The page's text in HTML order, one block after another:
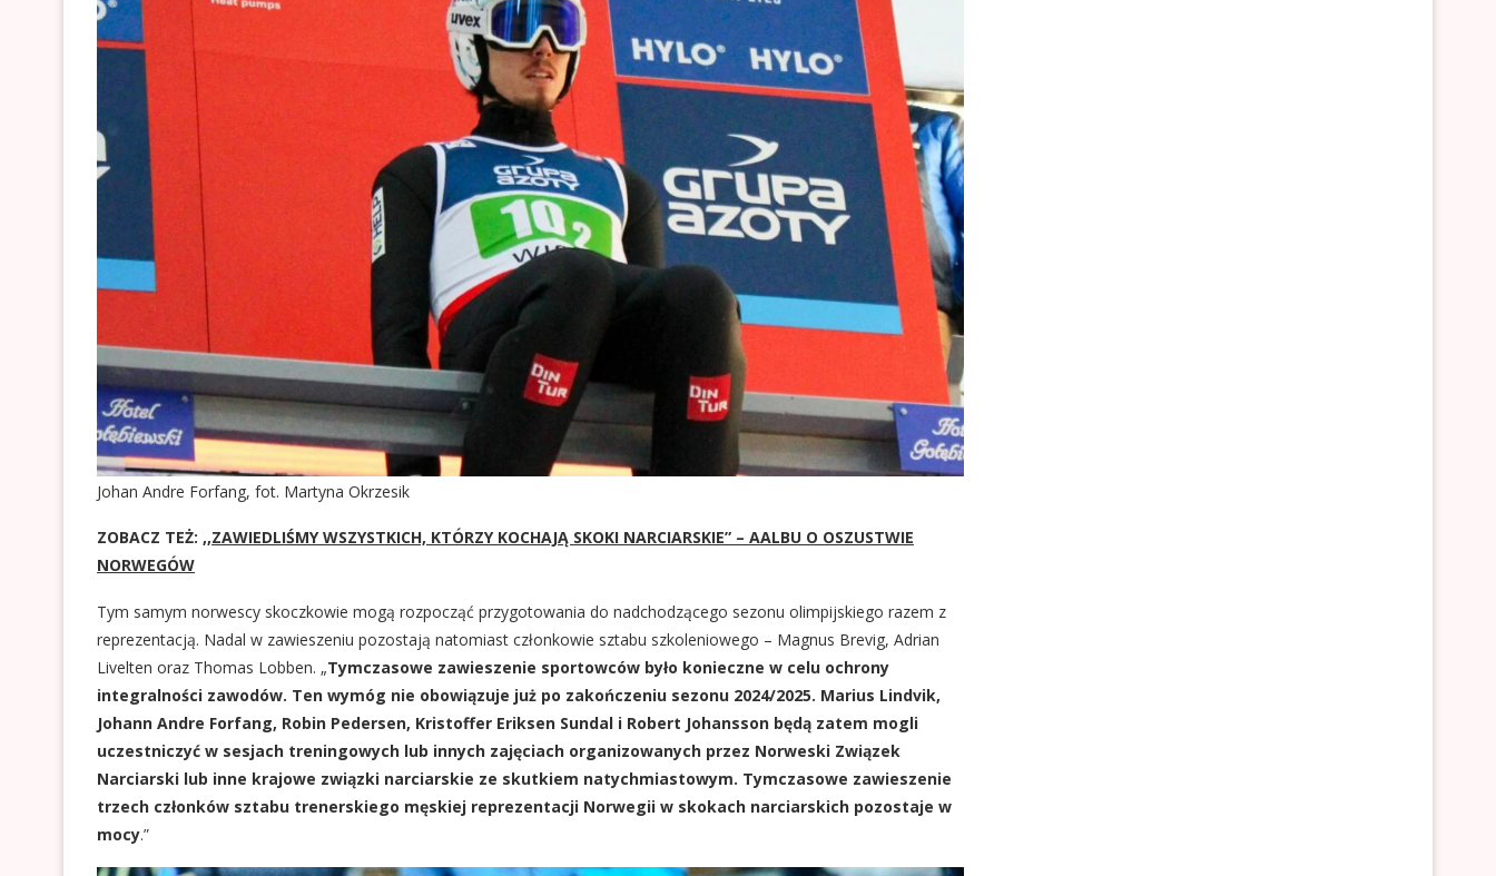
Johan Andre Forfang, fot. Martyna Okrzesik
ZOBACZ TEŻ: ,,ZAWIEDLIŚMY WSZYSTKICH, KTÓRZY KOCHAJĄ SKOKI NARCIARSKIE” – AALBU O OSZUSTWIE
NORWEGÓW
Tym samym norwescy skoczkowie mogą rozpocząć przygotowania do nadchodzącego sezonu olimpijskiego razem z
reprezentacją. Nadal w zawieszeniu pozostają natomiast członkowie sztabu szkoleniowego – Magnus Brevig, Adrian
Livelten oraz Thomas Lobben. „Tymczasowe zawieszenie sportowców było konieczne w celu ochrony
integralności zawodów. Ten wymóg nie obowiązuje już po zakończeniu sezonu 2024/2025. Marius Lindvik,
Johann Andre Forfang, Robin Pedersen, Kristoffer Eriksen Sundal i Robert Johansson będą zatem mogli
uczestniczyć w sesjach treningowych lub innych zajęciach organizowanych przez Norweski Związek
Narciarski lub inne krajowe związki narciarskie ze skutkiem natychmiastowym. Tymczasowe zawieszenie
trzech członków sztabu trenerskiego męskiej reprezentacji Norwegii w skokach narciarskich pozostaje w
mocy.”